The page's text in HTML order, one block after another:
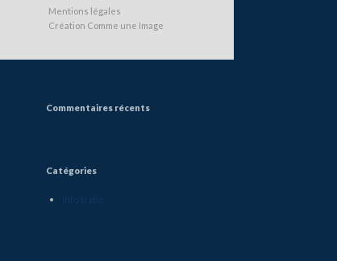
Mentions légales
Création Comme une Image
Commentaires récents
Catégories